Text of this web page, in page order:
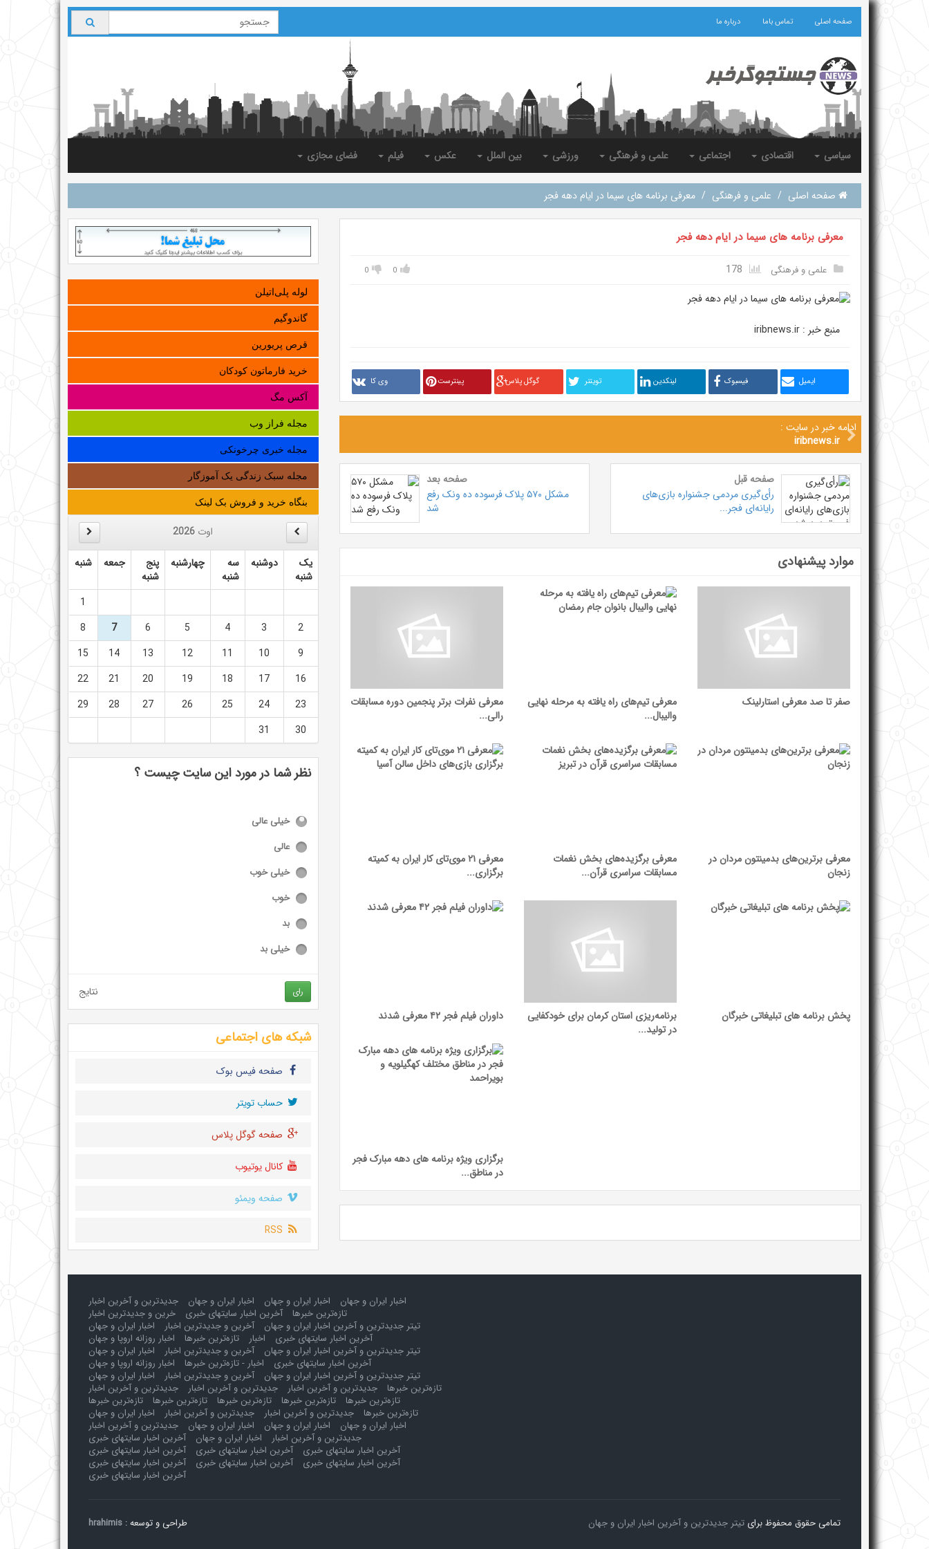
صفحه اصلی تماس باما درباره ما
سیاسی اقتصادی اجتماعی علمی و فرهنگی ورزشی بین الملل عکس فیلم فضای مجازی
صفحه اصلی / علمی و فرهنگی / معرفی برنامه های سیما در ایام دهه فجر
معرفی برنامه های سیما در ایام دهه فجر
علمی و فرهنگی 0
0
منبع خبر : iribnews.ir
ایمیل فیسبوک لینکدین تويتنر گوگل پلاس پینترست وی کا
ادامه خبر در سایت :
iribnews.ir
صفحه قبل
رأی‌گیری مردمی جشنواره بازی‌های
رایانه‌ای فجر...
صفحه بعد
مشکل ۵۷۰ پلاک فرسوده ده ونک رفع
شد
موارد پیشنهادی
صفر تا صد معرفی استارلینک
معرفی تیم‌های راه یافته به مرحله نهایی
والیبال...
معرفی نفرات برتر پنجمین دوره مسابقات
رالی...
معرفی برترین‌های بدمینتون مردان در
زنجان
معرفی برگزیده‌های بخش نغمات
مسابقات سراسری قرآن...
معرفی ۲۱ موی‌تای کار ایران به کمیته
برگزاری...
پخش برنامه های تبلیغاتی خبرگان
برنامه‌ریزی استان کرمان برای خودکفایی
در تولید...
داوران فیلم فجر ۴۲ معرفی شدند
برگزاری ویژه برنامه های دهه مبارک فجر
در مناطق...
لوله‌ پلی‌اتیلن
گاندوگیم
قرص پریورین
خرید فارماتون کودکان
آکس مگ
مجله فراز وب
مجله خبری چرخونکی
مجله سبک زندگی یک آموزگار
بنگاه خرید و فروش بک لینک
اوت 2026
یک
شنبه
دوشنبه
سه
شنبه
چهارشنبه
پنج
شنبه
جمعه شنبه
1
2
3
4
5
6
7
8
9
10
11
12
13
14
15
16
17
18
19
20
21
22
23
24
25
26
27
28
29
30
31
نظر شما در مورد این سایت چیست ؟
خیلی عالی
عالی
خیلی خوب
خوب
بد
خیلی بد
رای نتایج
شبکه های اجتماعی
صفحه فیس بوک
حساب تويتر
صفحه گوگل پلاس
کانال یوتیوب
صفحه ویمئو
اخبار ایران و جهان اخبار ایران و جهان اخبار ایران و جهان
جدیدترین و آخرین اخبار
تازه‌ترین خبرها
آخرین اخبار سایتهای خبری
خرین و جدیدترین اخبار
تیتر جدیدترین و آخرین اخبار ایران و جهان
آخرین و جدیدترین اخبار
اخبار ایران و جهان
آخرین اخبار سایتهای خبری
اخبار تازه‌ترین خبرها
اخبار روزانه اروپا و جهان
تیتر جدیدترین و آخرین اخبار ایران و جهان
آخرین و جدیدترین اخبار
اخبار ایران و جهان
آخرین اخبار سایتهای خبری
اخبار - تازه‌ترین خبرها
اخبار روزانه اروپا و جهان
تیتر جدیدترین و آخرین اخبار ایران و جهان
آخرین و جدیدترین اخبار
اخبار ایران و جهان
تازه‌ترین خبرها
جدیدترین و آخرین اخبار جدیدترین و آخرین اخبار
جدیدترین و آخرین اخبار
تازه‌ترین خبرها
تازه‌ترین خبرها تازه‌ترین خبرها تازه‌ترین خبرها
تازه‌ترین خبرها
تازه‌ترین خبرها
جدیدترین و آخرین اخبار جدیدترین و آخرین اخبار
اخبار ایران و جهان
اخبار ایران و جهان
اخبار ایران و جهان اخبار ایران و جهان
جدیدترین و آخرین اخبار
جدیدترین و آخرین اخبار
اخبار ایران و جهان
آخرین اخبار سایتهای خبری
آخرین اخبار سایتهای خبری
آخرین اخبار سایتهای خبری
آخرین اخبار سایتهای خبری
آخرین اخبار سایتهای خبری
آخرین اخبار سایتهای خبری
آخرین اخبار سایتهای خبری
آخرین اخبار سایتهای خبری
تمامی حقوق محفوظ برای تیتر جدیدترین و آخرین اخبار ایران و جهان طراحی و توسعه : hrahimis